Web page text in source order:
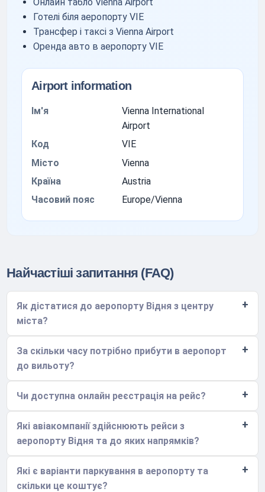
Готелі біля аеропорту VIE
Трансфер і таксі з Vienna Airport
Оренда авто в аеропорту VIE
Airport information
Ім'я
Vienna International
Airport
Код
VIE
Місто
Vienna
Країна
Austria
Часовий пояс
Europe/Vienna
Найчастіші запитання (FAQ)
Як дістатися до аеропорту Відня з центру
міста?
За скільки часу потрібно прибути в аеропорт
до вильоту?
Чи доступна онлайн реєстрація на рейс?
Які авіакомпанії здійснюють рейси з
аеропорту Відня та до яких напрямків?
Які є варіанти паркування в аеропорту та
скільки це коштує?